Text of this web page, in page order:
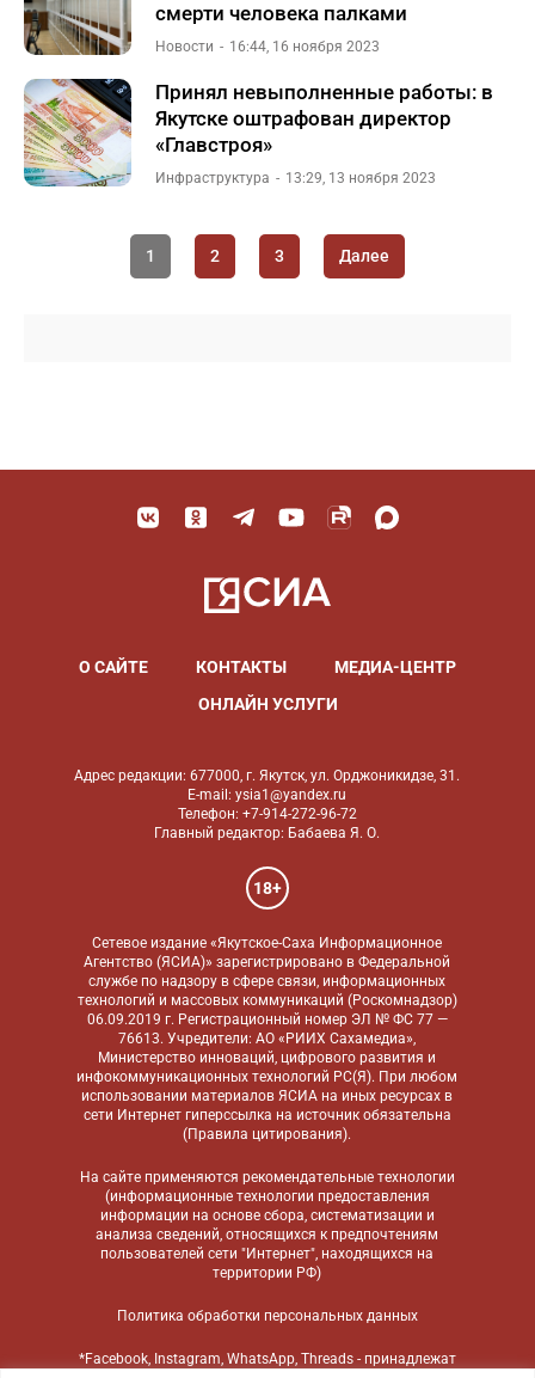
смерти человека палками
Новости 16:44, 16 ноября 2023
Принял невыполненные работы: в
Якутске оштрафован директор
«Главстроя»
Инфраструктура 13:29, 13 ноября 2023
1 2 3 Далее
О САЙТЕ КОНТАКТЫ
МЕДИА-ЦЕНТР
ОНЛАЙН УСЛУГИ
Адрес редакции: 677000, г. Якутск, ул. Орджоникидзе, 31.
E-mail: ysia1@yandex.ru
Телефон: +7-914-272-96-72
Главный редактор: Бабаева Я. О.
18+
Сетевое издание «Якутское-Саха Информационное
Агентство (ЯСИА)» зарегистрировано в Федеральной
службе по надзору в сфере связи, информационных
технологий и массовых коммуникаций (Роскомнадзор)
06.09.2019 г. Регистрационный номер ЭЛ № ФС 77 —
76613. Учредители: АО «РИИХ Сахамедиа»,
Министерство инноваций, цифрового развития и
инфокоммуникационных технологий РС(Я). При любом
использовании материалов ЯСИА на иных ресурсах в
сети Интернет гиперссылка на источник обязательна
(Правила цитирования).
На сайте применяются рекомендательные технологии
(информационные технологии предоставления
информации на основе сбора, систематизации и
анализа сведений, относящихся к предпочтениям
пользователей сети "Интернет", находящихся на
территории РФ)
Политика обработки персональных данных
*Facebook, Instagram, WhatsApp, Threads - принадлежат